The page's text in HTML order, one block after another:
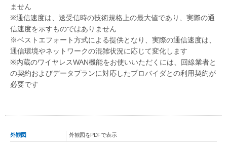
ません
※通信速度は、送受信時の技術規格上の最大値であり、実際の通
信速度を示すものではありません
※ベストエフォート方式による提供となり、実際の通信速度は、
通信環境やネットワークの混雑状況に応じて変化します
※内蔵のワイヤレスWAN機能をお使いいただくには、回線業者と
の契約およびデータプランに対応したプロバイダとの利用契約が
必要です
外観図 外観図をPDFで表示